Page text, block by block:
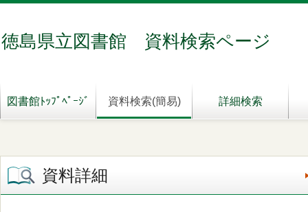
徳島県立図書館 資料検索ページ
図書館ﾄｯﾌﾟﾍﾟｰｼﾞ 資料検索(簡易) 詳細検索
資料詳細